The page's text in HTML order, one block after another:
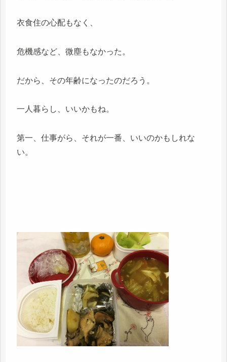
衣食住の心配もなく、
危機感など、微塵もなかった。
だから、その年齢になったのだろう。
一人暮らし、いいかもね。
第一、仕事がら、それが一番、いいのかもしれな
い。